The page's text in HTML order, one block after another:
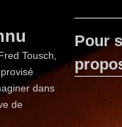
Tousch,
dans
de
Pour